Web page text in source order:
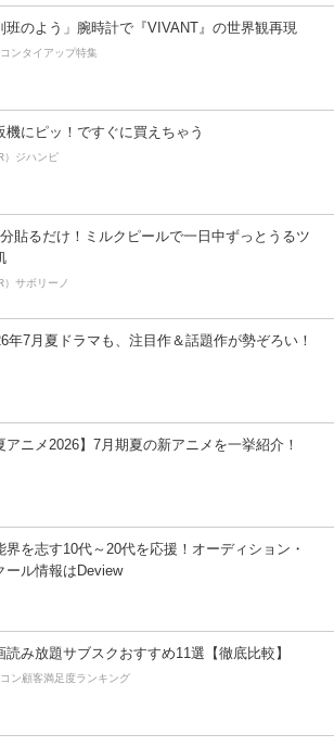
班のよう」腕時計で『VIVANT』の世界観再現
ンタイアップ特集
機にピッ！ですぐに買えちゃう
）ジハンピ
貼るだけ！ミルクピールで一日中ずっとうるツ
）サボリーノ
年7月夏ドラマも、注目作＆話題作が勢ぞろい！
アニメ2026】7月期夏の新アニメを一挙紹介！
界を志す10代～20代を応援！オーディション・
ール情報はDeview
読み放題サブスクおすすめ11選【徹底比較】
ン顧客満足度ランキング